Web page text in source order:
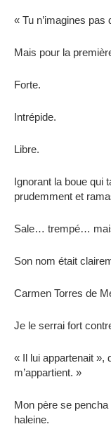
« Tu n’imagines pas
Mais pour la
Forte.
Intrépide.
Libre.
Ignorant la boue qui
prudemment et
Sale… trempé…
Son nom était
Carmen Torres de
Je le serrai fort
« Il lui appartenait »,
m’appartient. »
Mon père se
haleine.